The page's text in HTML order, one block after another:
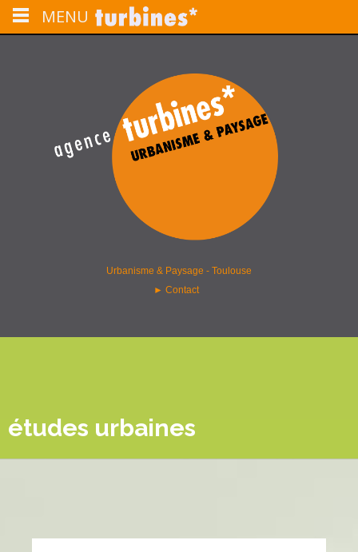
agence turbines – paysage &
urbanisme – Toulouse
Urbanisme & Paysage - Toulouse
► Contact
études urbaines
MENU